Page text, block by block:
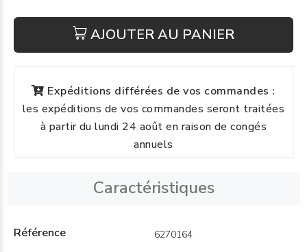
AJOUTER AU PANIER
Expéditions différées de vos commandes :
les expéditions de vos commandes seront traitées
à partir du lundi 24 août en raison de congés
annuels
Caractéristiques
Référence 6270164